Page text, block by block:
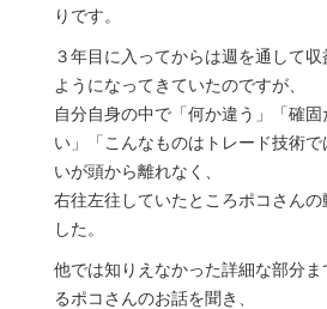
りです。
３年目に入ってからは週を通して
ようになってきていたのですが、
自分自身の中で「何か違う」「確
い」「こんなものはトレード技術
いが頭から離れなく、
右往左往していたところポコさんの
した。
他では知りえなかった詳細な部分
るポコさんのお話を聞き、